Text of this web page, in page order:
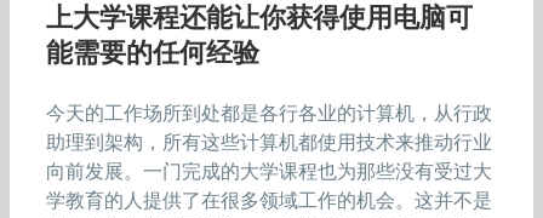
上大学课程还能让你获得使用电脑可
能需要的任何经验
今天的工作场所到处都是各行各业的计算机，从行政
助理到架构，所有这些计算机都使用技术来推动行业
向前发展。一门完成的大学课程也为那些没有受过大
学教育的人提供了在很多领域工作的机会。这并不是